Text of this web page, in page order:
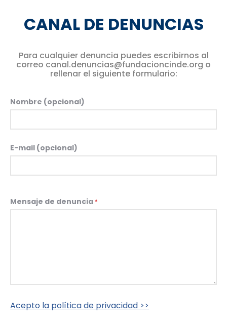
CANAL DE DENUNCIAS
Para cualquier denuncia puedes escribirnos al
correo canal.denuncias@fundacioncinde.org o
rellenar el siguiente formulario:
Nombre (opcional)
E-mail (opcional)
Mensaje de denuncia *
Acepto la política de privacidad >>